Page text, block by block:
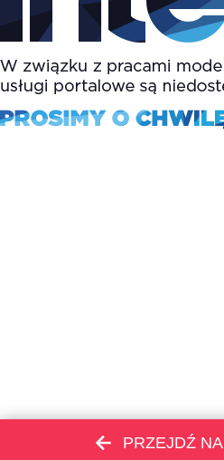
PRZEJDŹ NA